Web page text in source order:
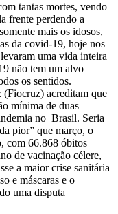
tantas mortes, vendo
frente perdendo a
mais os idosos,
da covid-19, hoje nos
uma vida inteira
não tem um alvo
os sentidos.
(Fiocruz) acreditam que
mínima de duas
no Brasil. Seria
pior” que março, o
com 66.868 óbitos
de vacinação célere,
a maior crise sanitária
e máscaras e o
uma disputa